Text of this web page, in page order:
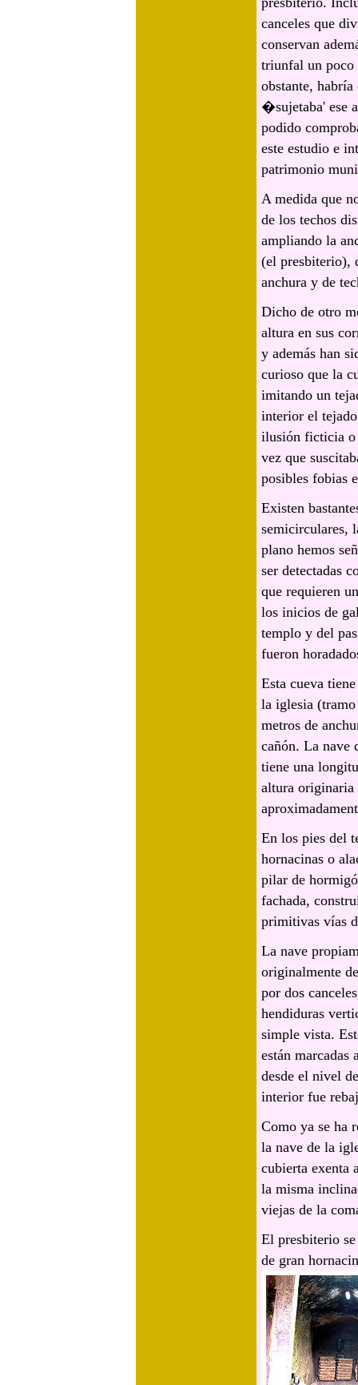
canceles que
conservan
triunfal un poco
obstante,
�sujetaba' ese
podido
este estudio e
patrimonio
A medida que
de los techos
ampliando la
(el presbiterio),
anchura y de
Dicho de otro
altura en sus
y además han
curioso que la
imitando un
interior el
ilusión ficticia o
vez que
posibles fobias
Existen
semicirculares,
plano hemos
ser detectadas
que requieren
los inicios de
templo y del
fueron
Esta cueva
la iglesia
metros de
cañón. La nave
tiene una
altura originaria
En los pies del
hornacinas o
pilar de
fachada,
primitivas vías
La nave
originalmente
por dos
hendiduras
simple vista.
están marcadas
desde el nivel
interior fue
Como ya se ha
la nave de la
cubierta exenta
la misma
viejas de la
El presbiterio
de gran